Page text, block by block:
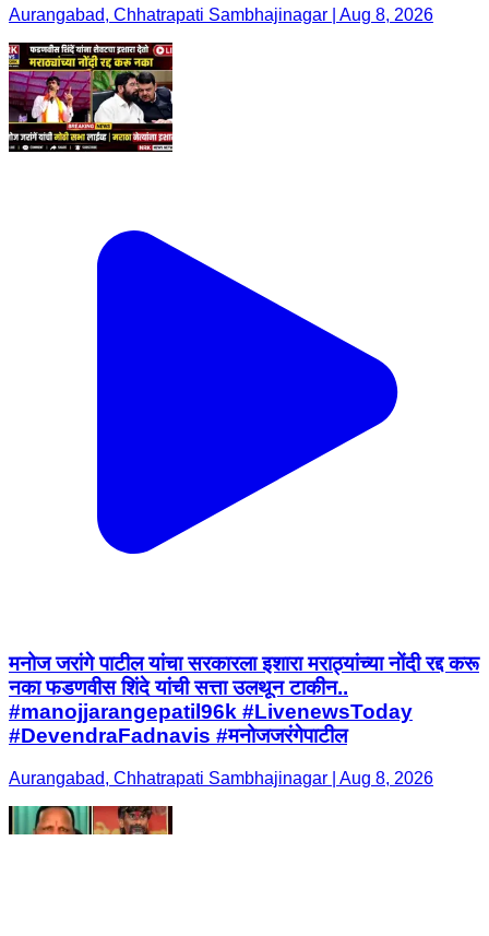
Aurangabad, Chhatrapati Sambhajinagar | Aug 8, 2026
मनोज जरांगे पाटील यांचा सरकारला इशारा मराठ्यांच्या नोंदी रद्द करू
नका फडणवीस शिंदे यांची सत्ता उलथून टाकीन..
#manojjarangepatil96k #LivenewsToday
#DevendraFadnavis #मनोजजरंगेपाटील
Aurangabad, Chhatrapati Sambhajinagar | Aug 8, 2026